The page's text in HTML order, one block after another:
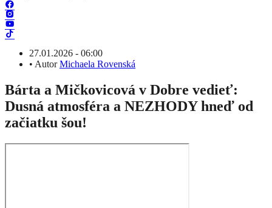
27.01.2026 - 06:00
• AutorMichaela Rovenská
Bárta a Mičkovicová v Dobre vedieť:
Dusná atmosféra a NEZHODY hneď od
začiatku šou!